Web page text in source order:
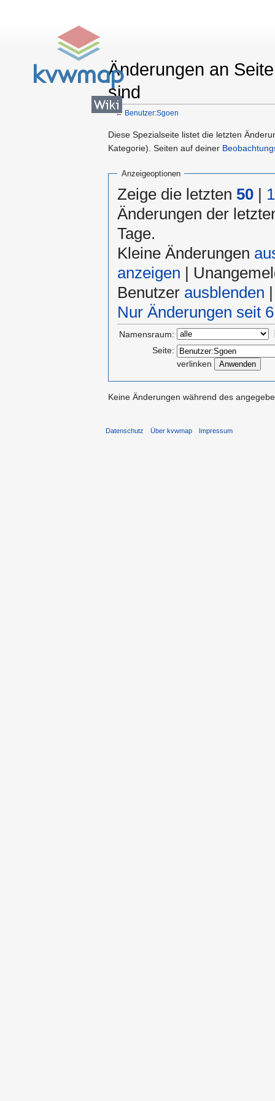
Änderungen an
sind
← Benutzer:Sgoen
Diese Spezialseite listet die letzten
Kategorie). Seiten auf deiner
Anzeigeoptionen
Zeige die letzten 50 |
Änderungen der
Tage.
Kleine Änderungen
anzeigen |
Benutzer ausblenden
Nur Änderungen seit
Namensraum:
Seite:
verlinken
Keine Änderungen während des
Datenschutz Über kvwmap Impressum